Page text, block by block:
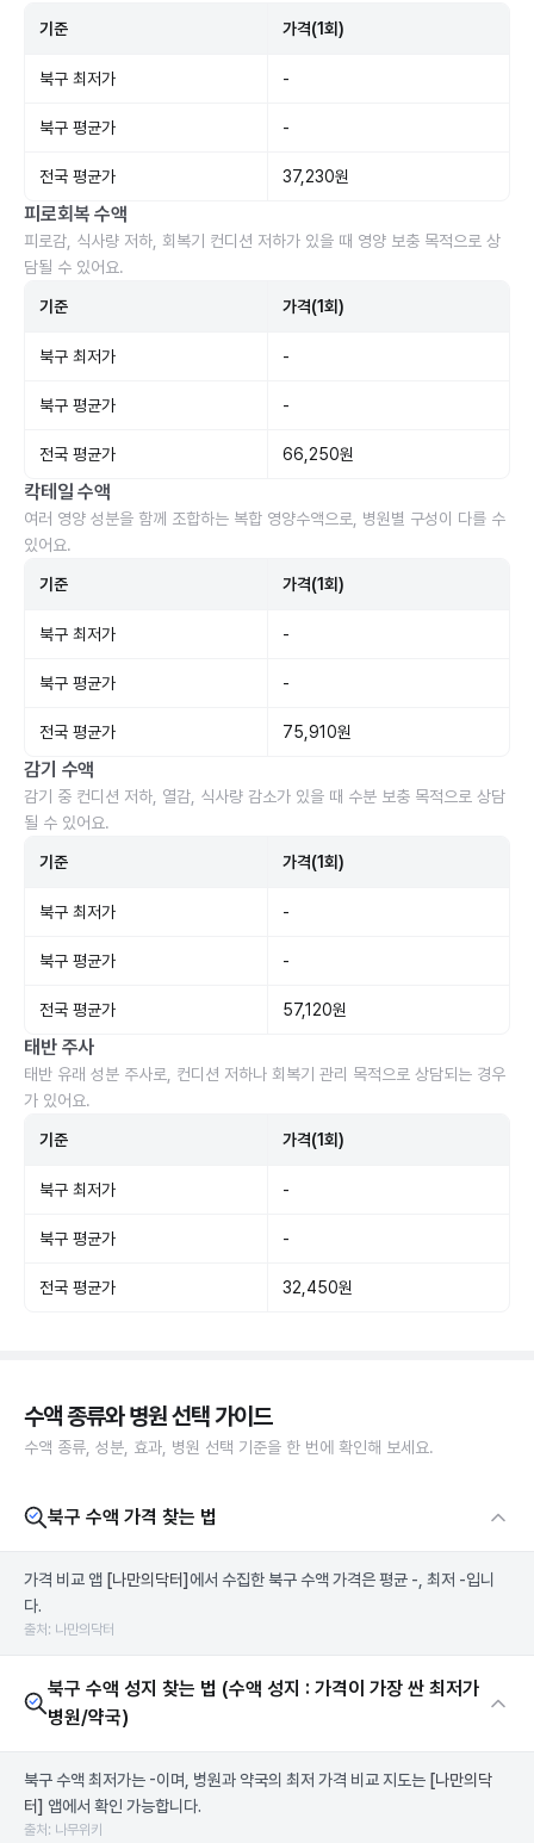
기준 가격(1회)
북구 최저가 -
북구 평균가 -
전국 평균가 37,230원
피로회복 수액
피로감, 식사량 저하, 회복기 컨디션 저하가 있을 때 영양 보충 목적으로 상
담될 수 있어요.
기준 가격(1회)
북구 최저가 -
북구 평균가 -
전국 평균가 66,250원
칵테일 수액
여러 영양 성분을 함께 조합하는 복합 영양수액으로, 병원별 구성이 다를 수
있어요.
기준 가격(1회)
북구 최저가 -
북구 평균가 -
전국 평균가 75,910원
감기 수액
감기 중 컨디션 저하, 열감, 식사량 감소가 있을 때 수분 보충 목적으로 상담
될 수 있어요.
기준 가격(1회)
북구 최저가 -
북구 평균가 -
전국 평균가 57,120원
태반 주사
태반 유래 성분 주사로, 컨디션 저하나 회복기 관리 목적으로 상담되는 경우
가 있어요.
기준 가격(1회)
북구 최저가 -
북구 평균가 -
전국 평균가 32,450원
수액 종류와 병원 선택 가이드
수액 종류, 성분, 효과, 병원 선택 기준을 한 번에 확인해 보세요.
북구 수액 가격 찾는 법
가격 비교 앱 [나만의닥터] 에서 수집한 북구 수액 가격은 평균 -, 최저 -입니
다.
출처: 나만의닥터
북구 수액 성지 찾는 법 (수액 성지 : 가격이 가장 싼 최저가
병원/약국)
북구 수액 최저가는 -이며, 병원과 약국의 최저 가격 비교 지도는 [나만의닥
터] 앱에서 확인 가능합니다.
출처: 나무위키